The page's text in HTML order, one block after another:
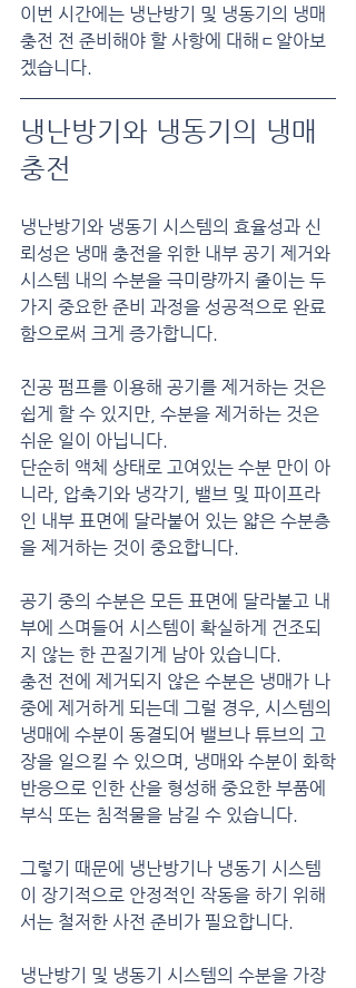
이번 시간에는 냉난방기 및 냉동기의 냉매
충전 전 준비해야 할 사항에 대해ㄷ알아보
겠습니다.
냉난방기와 냉동기의 냉매
충전
냉난방기와 냉동기 시스템의 효율성과 신
뢰성은 냉매 충전을 위한 내부 공기 제거와
시스템 내의 수분을 극미량까지 줄이는 두
가지 중요한 준비 과정을 성공적으로 완료
함으로써 크게 증가합니다.
진공 펌프를 이용해 공기를 제거하는 것은
쉽게 할 수 있지만, 수분을 제거하는 것은
쉬운 일이 아닙니다.
단순히 액체 상태로 고여있는 수분 만이 아
니라, 압축기와 냉각기, 밸브 및 파이프라
인 내부 표면에 달라붙어 있는 얇은 수분층
을 제거하는 것이 중요합니다.
공기 중의 수분은 모든 표면에 달라붙고 내
부에 스며들어 시스템이 확실하게 건조되
지 않는 한 끈질기게 남아 있습니다.
충전 전에 제거되지 않은 수분은 냉매가 나
중에 제거하게 되는데 그럴 경우, 시스템의
냉매에 수분이 동결되어 밸브나 튜브의 고
장을 일으킬 수 있으며, 냉매와 수분이 화학
반응으로 인한 산을 형성해 중요한 부품에
부식 또는 침적물을 남길 수 있습니다.
그렇기 때문에 냉난방기나 냉동기 시스템
이 장기적으로 안정적인 작동을 하기 위해
서는 철저한 사전 준비가 필요합니다.
냉난방기 및 냉동기 시스템의 수분을 가장